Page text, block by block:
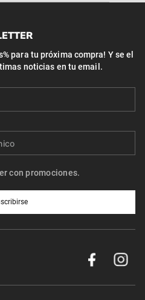
para tu próxima compra! Y se el
noticias en tu email.
con promociones.